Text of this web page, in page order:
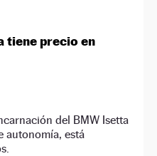
tiene precio en
del BMW Isetta
autonomía, está